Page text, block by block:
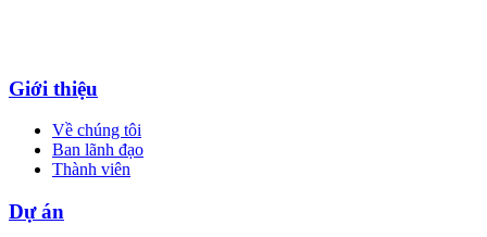
Giới thiệu
Về chúng tôi
Ban lãnh đạo
Thành viên
Dự án